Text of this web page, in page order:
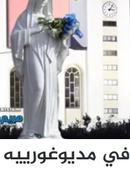
رسالة السيدة العذراء في 2/6/2015 في